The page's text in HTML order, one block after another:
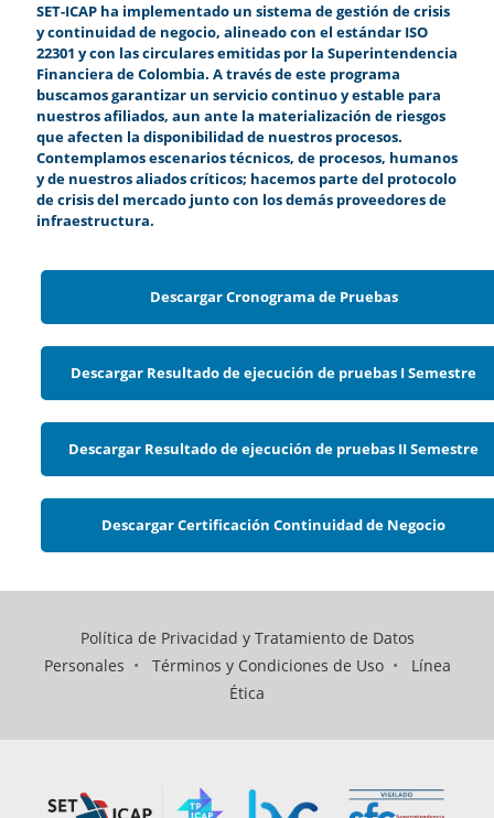
SET-ICAP ha implementado un sistema de gestión de crisis
y continuidad de negocio, alineado con el estándar ISO
22301 y con las circulares emitidas por la Superintendencia
Financiera de Colombia. A través de este programa
buscamos garantizar un servicio continuo y estable para
nuestros afiliados, aun ante la materialización de riesgos
que afecten la disponibilidad de nuestros procesos.
Contemplamos escenarios técnicos, de procesos, humanos
y de nuestros aliados críticos; hacemos parte del protocolo
de crisis del mercado junto con los demás proveedores de
infraestructura.
Descargar Cronograma de Pruebas
Descargar Resultado de ejecución de pruebas I Semestre
Descargar Resultado de ejecución de pruebas II Semestre
Descargar Certificación Continuidad de Negocio
Política de Privacidad y Tratamiento de Datos
Personales • Términos y Condiciones de Uso• Línea
Ética